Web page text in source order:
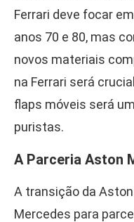
Ferrari deve focar
anos 70 e 80, mas
novos materiais
na Ferrari será
flaps móveis será
puristas.
A Parceria Aston
A transição da
Mercedes para